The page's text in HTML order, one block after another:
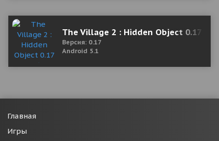
The Village 2 : Hidden Object 0.17
Версия: 0.17
Android 5.1
Главная
Игры